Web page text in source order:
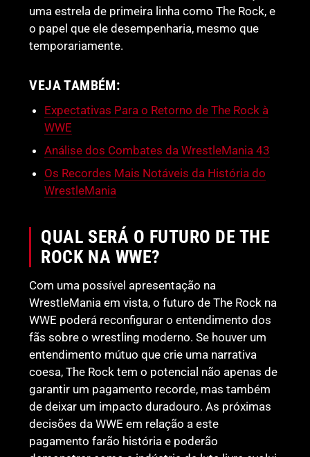
uma estrela de primeira linha como The Rock, e
o papel que ele desempenharia, mesmo que
temporariamente.
VEJA TAMBÉM:
Expectativas Para o Retorno de The Rock à
WWE
Análise dos Combates da WrestleMania 43
Os Recordes Mais Notáveis da História do
WrestleMania
QUAL SERÁ O FUTURO DE THE
ROCK NA WWE?
Com uma possível apresentação na
WrestleMania em vista, o futuro de The Rock na
WWE poderá reconfigurar o entendimento dos
fãs sobre o wrestling moderno. Se houver um
entendimento mútuo que crie uma narrativa
coesa, The Rock tem o potencial não apenas de
garantir um pagamento recorde, mas também
de deixar um impacto duradouro. As próximas
decisões da WWE em relação a este
pagamento farão história e poderão